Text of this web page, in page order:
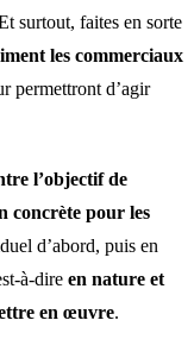
surtout, faites en sorte
les commerciaux
permettront d’agir
l’objectif de
concrète pour les
d’abord, puis en
à-dire en nature et
en œuvre.